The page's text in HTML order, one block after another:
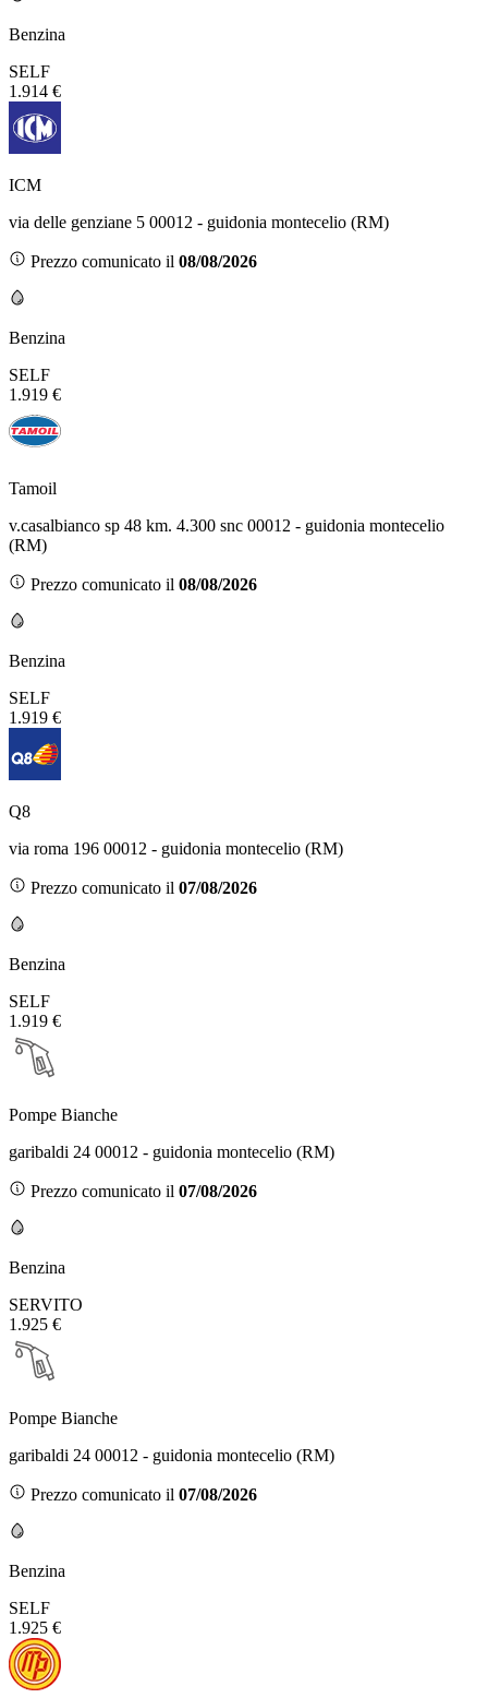
Benzina
SELF
1.914 €
ICM
via delle genziane 5 00012 - guidonia montecelio (RM)
Prezzo comunicato il 08/08/2026
Benzina
SELF
1.919 €
Tamoil
v.casalbianco sp 48 km. 4.300 snc 00012 - guidonia montecelio
(RM)
Prezzo comunicato il 08/08/2026
Benzina
SELF
1.919 €
Q8
via roma 196 00012 - guidonia montecelio (RM)
Prezzo comunicato il 07/08/2026
Benzina
SELF
1.919 €
Pompe Bianche
garibaldi 24 00012 - guidonia montecelio (RM)
Prezzo comunicato il 07/08/2026
Benzina
SERVITO
1.925 €
Pompe Bianche
garibaldi 24 00012 - guidonia montecelio (RM)
Prezzo comunicato il 07/08/2026
Benzina
SELF
1.925 €